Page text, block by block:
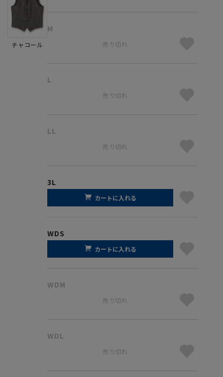
チャコール
M
売り切れ
L
売り切れ
LL
売り切れ
3L
カートに入れる
WDS
カートに入れる
WDM
売り切れ
WDL
売り切れ